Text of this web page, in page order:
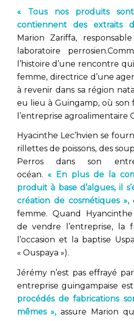
« Tous nos produits
contiennent des extraits
Marion Zariffa,
laboratoire
l’histoire d’une rencontre
femme, directrice d’une
à revenir dans sa région
eu lieu à Guingamp, où son
l’entreprise agroalimentaire
Hyacinthe Lec’hvien se
rillettes de poissons, des
Perros dans son
océan. « En plus de la
produit à base d’algues, il
création de cosmétiques »,
femme. Quand Hyancinthe
de vendre l’entreprise, la
l’occasion et la baptise
« Ouspaya »).
Jérémy n’est pas effrayé
entreprise guingampaise
procédés de fabrications
mêmes »,assure Marion